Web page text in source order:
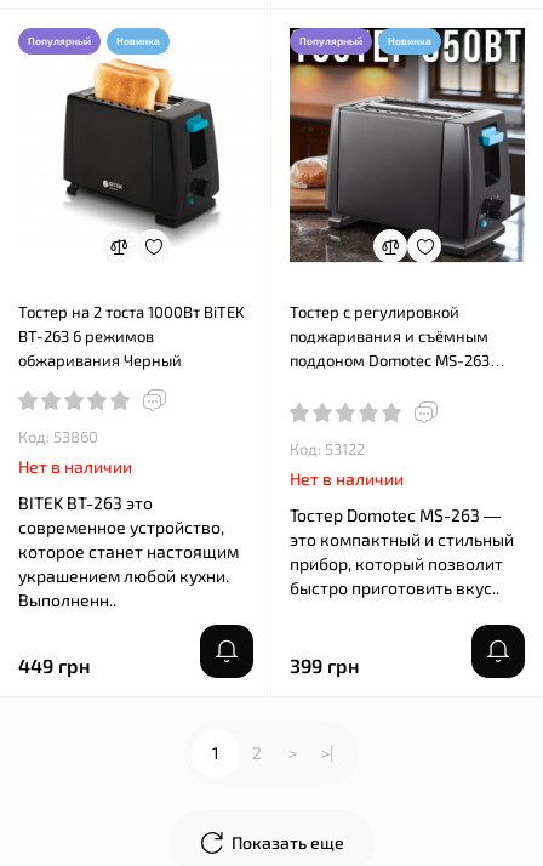
Популярный Новинка
Тостер на 2 тоста 1000Вт BiTEK
BT-263 6 режимов
обжаривания Черный
Код: 53860
Нет в наличии
BITEK BT-263 это
современное устройство,
которое станет настоящим
украшением любой кухни.
Выполненн..
449 грн
Популярный Новинка
Тостер с регулировкой
поджаривания и съёмным
поддоном Domotec MS-263
Код: 53122
Нет в наличии
Тостер Domotec MS-263 —
это компактный и стильный
прибор, который позволит
быстро приготовить вкус..
399 грн
Показать еще
1 2 > >|